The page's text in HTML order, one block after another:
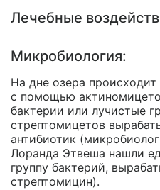
Лечебные
Микробиология:
На дне озера
с помощью
бактерии или лучистые
стрептомицетов
антибиотик
Лоранда Этвеша нашли
группу бактерий,
стрептомицин).